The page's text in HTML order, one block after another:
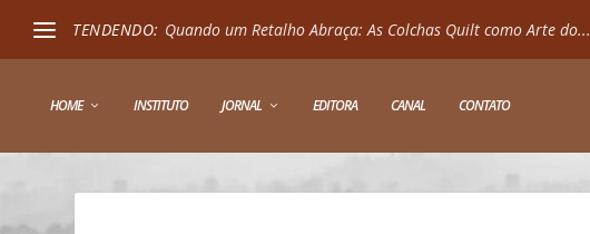
TENDENDO: Quando um Retalho Abraça: As Colchas Quilt como Arte do...
HOME INSTITUTO JORNAL EDITORA CANAL CONTATO